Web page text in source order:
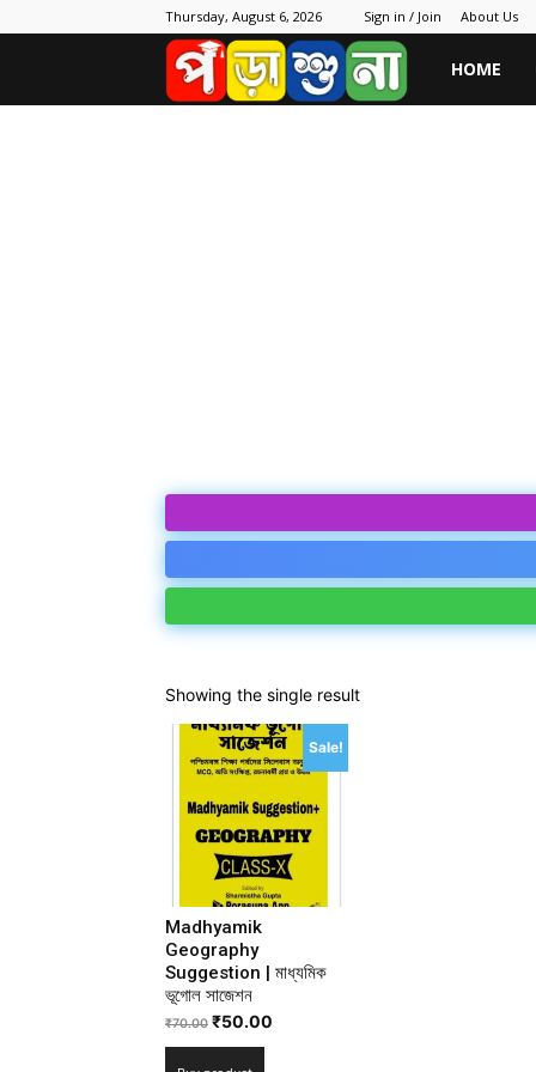
Thursday, August 6, 2026 Sign in / Join About Us
porasuna.in
HOME
Showing the single result
Sale!
Madhyamik
Geography
Suggestion | মাধ্যমিক
ভূগোল সাজেশন
₹70.00 ₹50.00